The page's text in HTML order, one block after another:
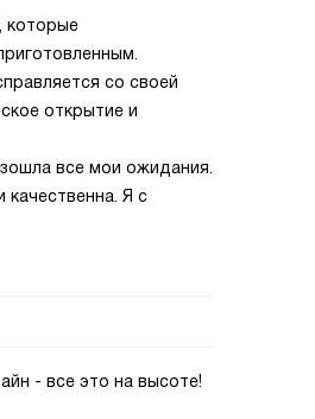
которые
со своей
открытие и
все мои ожидания.
качественна. Я с
- все это на высоте!